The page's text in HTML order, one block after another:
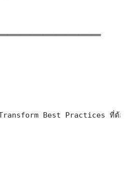
Best Practices ที่ต้